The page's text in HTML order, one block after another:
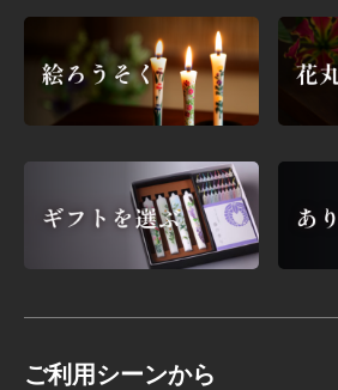
ご利用シーンから